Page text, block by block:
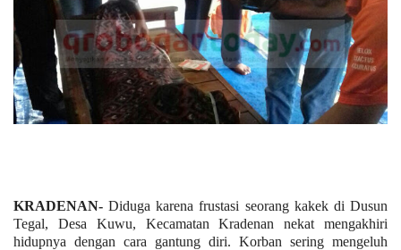
KRADENAN- Diduga karena frustasi seorang kakek di Dusun
Tegal, Desa Kuwu, Kecamatan Kradenan nekat mengakhiri
hidupnya dengan cara gantung diri. Korban sering mengeluh